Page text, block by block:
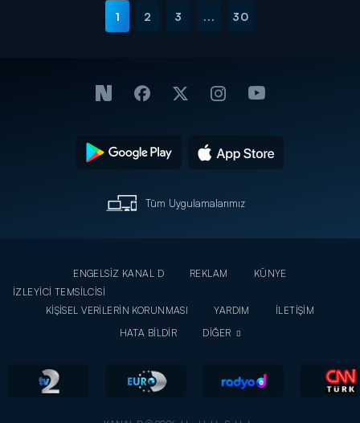
1 2 3 ... 30
Tüm Uygulamalarımız
ENGELSİZ KANAL D REKLAM
KÜNYE
İZLEYİCİ TEMSİLCİSİ
KİŞİSEL VERİLERİN KORUNMASI
YARDIM
İLETİŞİM
HATA BİLDİR
DİĞER